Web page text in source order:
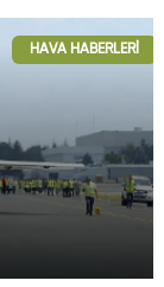
HAVA HABERLERI